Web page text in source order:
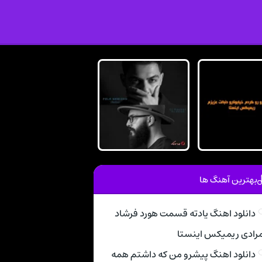
بهترین آهنگ ها
دانلود اهنگ یادته قسمت هورد فرشاد
ریمیکس اینستا
دانلود اهنگ پیشرو من که داشتم همه